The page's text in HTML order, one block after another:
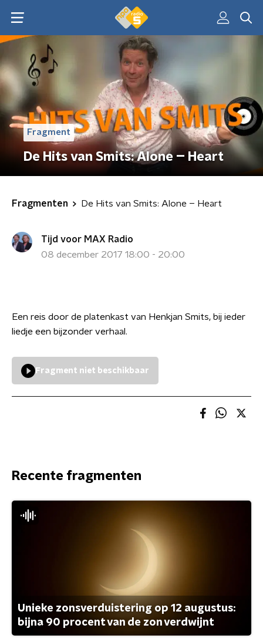
Fragment
De Hits van Smits: Alone – Heart
Fragmenten De Hits van Smits: Alone – Heart
Tijd voor MAX Radio
08 december 2017 18:00 - 20:00
Een reis door de platenkast van Henkjan Smits, bij ieder
liedje een bijzonder verhaal.
Fragment niet beschikbaar
Recente fragmenten
Unieke zonsverduistering op 12 augustus:
bijna 90 procent van de zon verdwijnt